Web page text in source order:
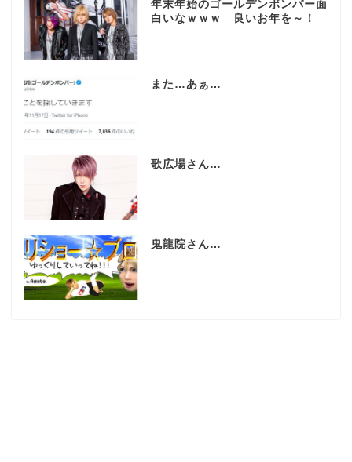
年末年始のゴールデンボンバー面
白いなｗｗｗ 良いお年を～！
また…あぁ…
歌広場さん…
鬼龍院さん…